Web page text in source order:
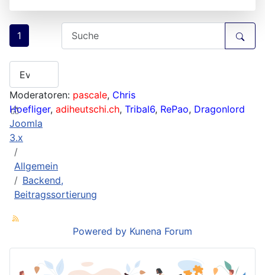
1
Moderatoren: pascale, Chris
Hoefliger, adiheutschi.ch, Tribal6, RePao, Dragonlord
Joomla
3.x
Allgemein
Backend,
Beitragssortierung
Powered by Kunena Forum